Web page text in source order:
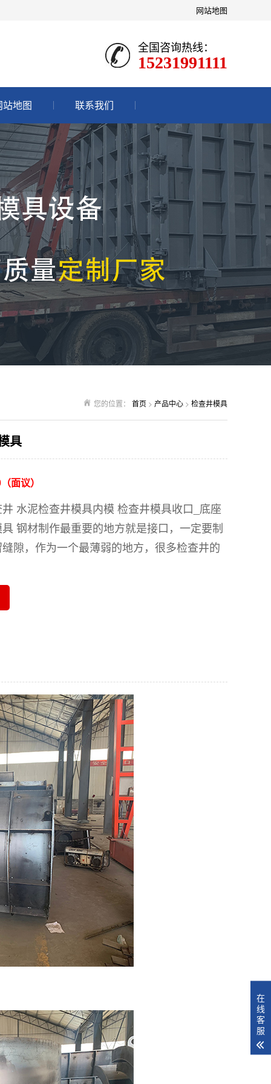
网站地图
全国咨询热线：
15231991111
站地图 联系我们
您的位置： 首页 > 产品中心 > 检查井模具
具
面议）
水泥检查井模具内模 检查井模具收口_底座
钢材制作最重要的地方就是接口，一定要制
隙，作为一个最薄弱的地方，很多检查井的
在
线
客
服